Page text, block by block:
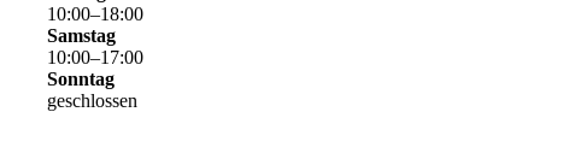
10:00–18:00
Samstag
10:00–17:00
Sonntag
geschlossen